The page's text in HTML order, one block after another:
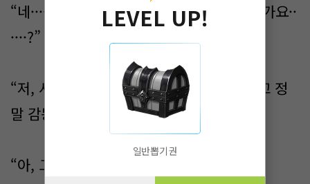
“네······? 자, 잠깐만요. 저희 어디서 만났던가요··
····?”
“저, 사실은 팬이에요! 요우타씨 소설을 읽고 정
말 감동받았어요!”
“아, 고맙습니다.”
LEVEL UP!
일반뽑기권